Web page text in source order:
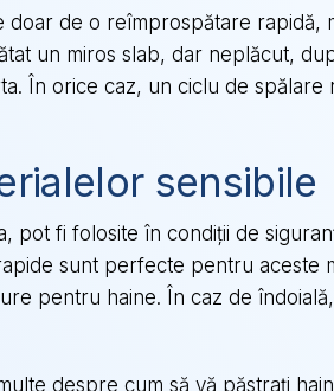
doar de o reîmprospătare
un miros slab, dar neplăcut,
În orice caz, un ciclu de
sensibile
pot fi folosite în condiții de
sunt perfecte pentru aceste
pentru haine. În caz de
despre cum să vă păstrați